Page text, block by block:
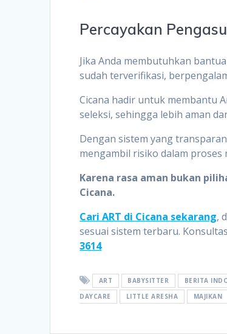
Percayakan
Jika Anda membutuhkan
sudah terverifikasi,
Cicana hadir untuk membantu
seleksi, sehingga lebih aman
Dengan sistem yang
mengambil risiko dalam proses
Karena rasa aman bukan
Cicana.
Cari ART di Cicana sekarang,
sesuai sistem terbaru.
3614
ART BABYSITTER BERITA
DAYCARE
LITTLE ARESHA MAJIKAN